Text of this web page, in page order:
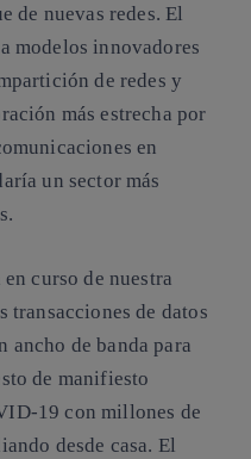
de nuevas redes. El
modelos innovadores
de redes y
más estrecha por
en
un sector más
curso de nuestra
transacciones de datos
ancho de banda para
de manifiesto
19 con millones de
desde casa. El